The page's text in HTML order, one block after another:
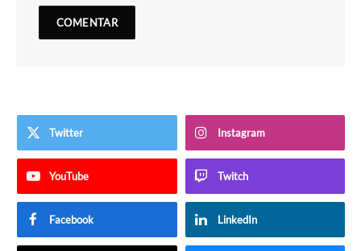
Twitter Instagram
YouTube Twitch
Facebook LinkedIn